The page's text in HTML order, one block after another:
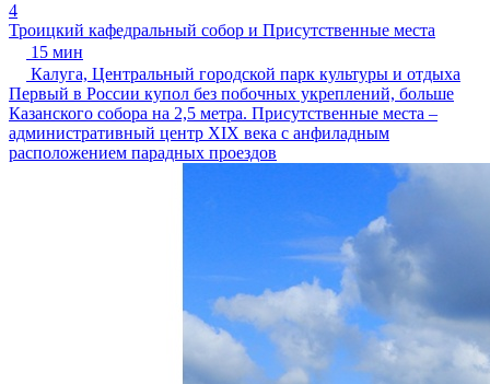
4
Троицкий кафедральный собор и Присутственные места
15 мин
Калуга, Центральный городской парк культуры и отдыха
Первый в России купол без побочных укреплений, больше
Казанского собора на 2,5 метра. Присутственные места –
административный центр XIX века с анфиладным
расположением парадных проездов